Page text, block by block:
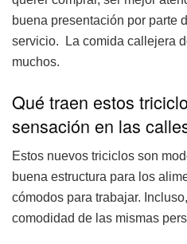
buena presentación por parte
servicio. La comida callejera
muchos.
Qué traen estos
sensación en las
Estos nuevos triciclos son
buena estructura para los
cómodos para trabajar.
comodidad de las mismas